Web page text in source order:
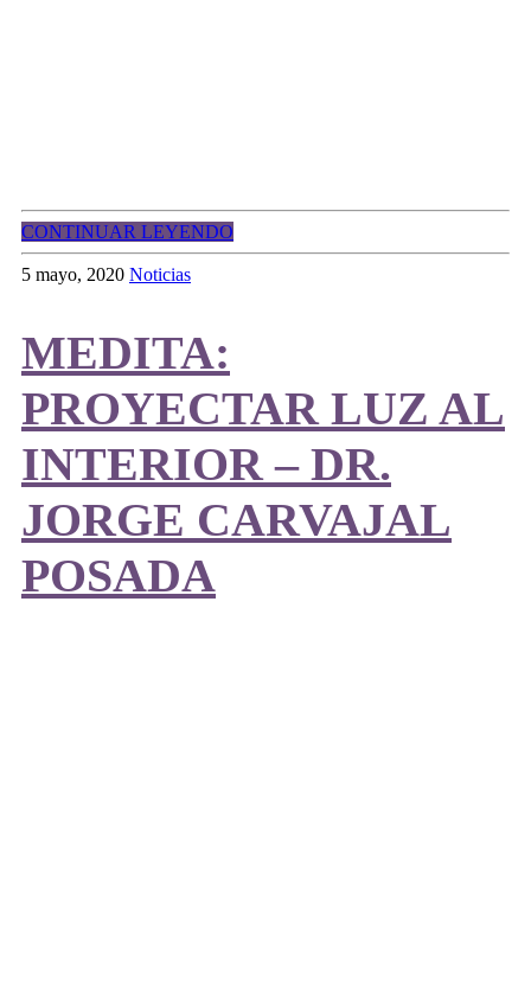
CONTINUAR LEYENDO
5 mayo, 2020 Noticias
MEDITA:
PROYECTAR LUZ AL
INTERIOR – DR.
JORGE CARVAJAL
POSADA